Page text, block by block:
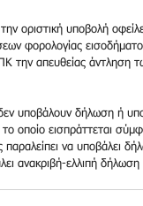
οριστική υποβολή
φορολογίας
την απευθείας άντληση
υποβάλουν δήλωση ή
οποίο εισπράττεται
παραλείπει να υποβάλει
ανακριβή-ελλιπή